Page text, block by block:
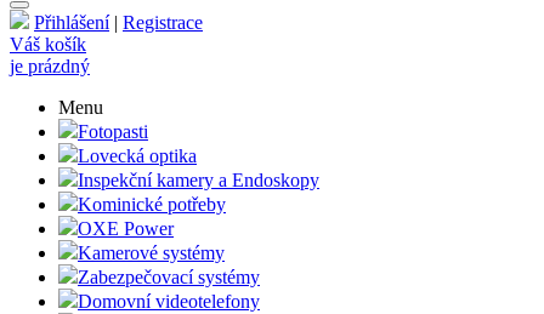
Přihlášení| Registrace
Váš košík
je prázdný
Menu
Fotopasti
Lovecká optika
Inspekční kamery a Endoskopy
Kominické potřeby
OXE Power
Kamerové systémy
Zabezpečovací systémy
Domovní videotelefony